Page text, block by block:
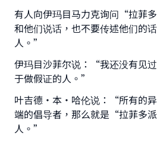
有人向伊玛目马力克询问“拉菲
和他们说话，也不要传述他们的
人。”
伊玛目沙菲尔说：“我还没有见
于做假证的人。”
叶吉德·本·哈伦说：“所有的异
端的倡导者，那么就是“拉菲多
人。”